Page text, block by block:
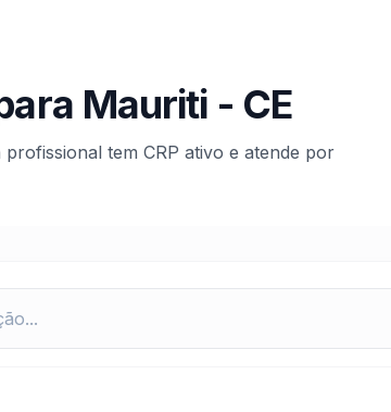
Mauriti - CE
tem CRP ativo e atende por